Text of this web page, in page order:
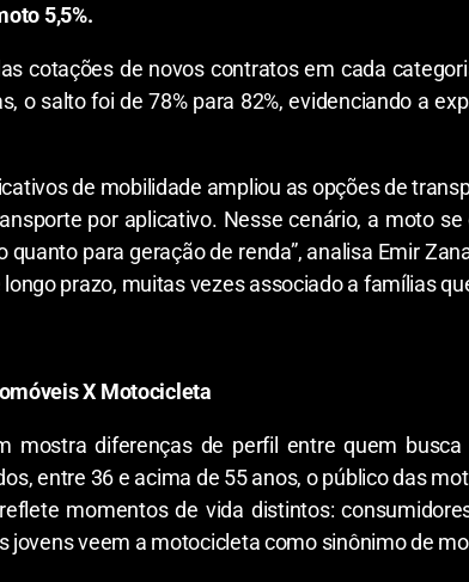
5,5%.
cotações de novos contratos em cada
o salto foi de 78% para 82%, evidenciando a
de mobilidade ampliou as opções de
por aplicativo. Nesse cenário, a moto
para geração de renda”, analisa Emir
prazo, muitas vezes associado a famílias
X Motocicleta
mostra diferenças de perfil entre quem
entre 36 e acima de 55 anos, o público das
momentos de vida distintos:
jovens veem a motocicleta como sinônimo de